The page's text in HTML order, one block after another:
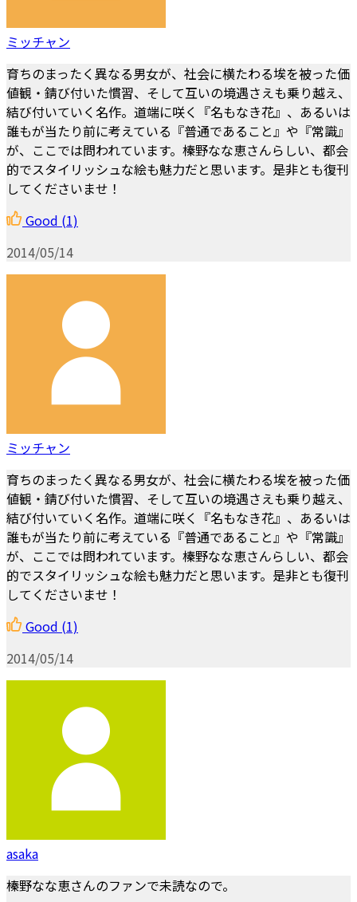
ミッチャン
育ちのまったく異なる男女が、社会に横たわる埃を被った価
値観・錆び付いた慣習、そして互いの境遇さえも乗り越え、
結び付いていく名作。道端に咲く『名もなき花』、あるいは
誰もが当たり前に考えている『普通であること』や『常識』
が、ここでは問われています。榛野なな恵さんらしい、都会
的でスタイリッシュな絵も魅力だと思います。是非とも復刊
してくださいませ！
Good (1)
2014/05/14
ミッチャン
育ちのまったく異なる男女が、社会に横たわる埃を被った価
値観・錆び付いた慣習、そして互いの境遇さえも乗り越え、
結び付いていく名作。道端に咲く『名もなき花』、あるいは
誰もが当たり前に考えている『普通であること』や『常識』
が、ここでは問われています。榛野なな恵さんらしい、都会
的でスタイリッシュな絵も魅力だと思います。是非とも復刊
してくださいませ！
Good (1)
2014/05/14
asaka
榛野なな恵さんのファンで未読なので。